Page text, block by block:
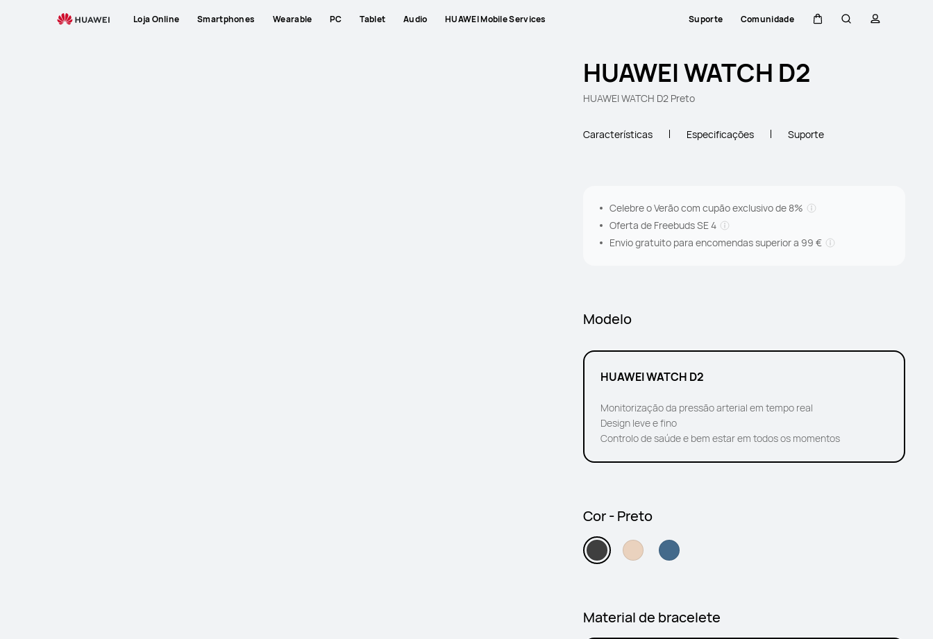
Loja Online Smartphones Wearable PC Tablet Audio HUAWEI Mobile Services Suporte Comunidade
HUAWEI WATCH D2
HUAWEI WATCH D2 Preto
Características Especificações Suporte
Celebre o Verão com cupão exclusivo de 8%
Oferta de Freebuds SE 4
Envio gratuito para encomendas superior a 99 €
Modelo
HUAWEI WATCH D2
Monitorização da pressão arterial em tempo real
Design leve e fino
Controlo de saúde e bem estar em todos os momentos
Cor - Preto
Material de bracelete